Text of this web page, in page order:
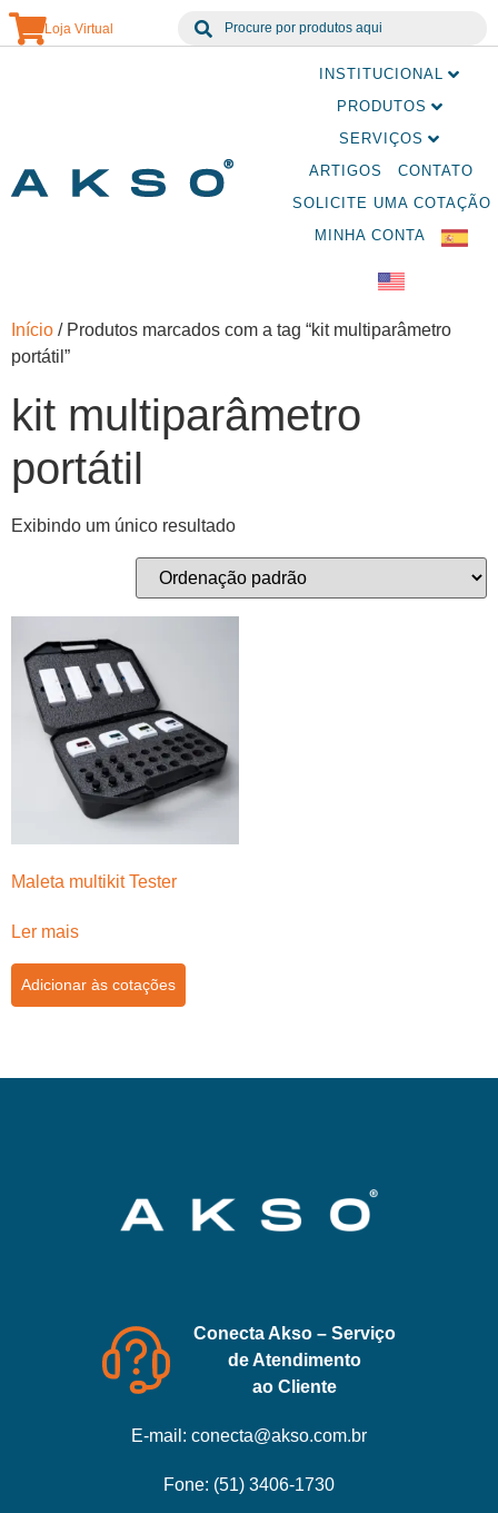
Loja Virtual
INSTITUCIONAL
PRODUTOS
SERVIÇOS
ARTIGOS
CONTATO
SOLICITE UMA COTAÇÃO
MINHA CONTA
Início / Produtos marcados com a tag “kit multiparâmetro
portátil”
kit multiparâmetro
portátil
Exibindo um único resultado
Maleta multikit Tester
Ler mais
Adicionar às cotações
Conecta Akso – Serviço
de Atendimento
ao Cliente
E-mail: conecta@akso.com.br
Fone: (51) 3406-1730